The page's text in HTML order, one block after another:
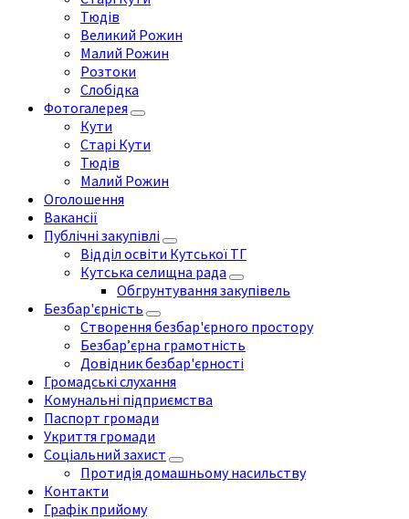
Тюдів
Великий Рожин
Малий Рожин
Розтоки
Слобідка
Фотогалерея
Кути
Старі Кути
Тюдів
Малий Рожин
Оголошення
Вакансії
Публічні закупівлі
Відділ освіти Кутської ТГ
Кутська селищна рада
Обгрунтування закупівель
Безбар'єрність
Створення безбар'єрного простору
Безбар’єрна грамотність
Довідник безбар'єрності
Громадські слухання
Комунальні підприємства
Паспорт громади
Укриття громади
Соціальний захист
Протидія домашньому насильству
Контакти
Графік прийому